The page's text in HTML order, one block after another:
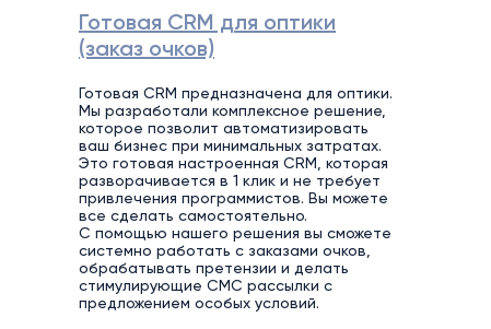
Готовая CRM для оптики
(заказ очков)
Готовая CRM предназначена для оптики.
Мы разработали комплексное решение,
которое позволит автоматизировать
ваш бизнес при минимальных затратах.
Это готовая настроенная CRM, которая
разворачивается в 1 клик и не требует
привлечения программистов. Вы можете
все сделать самостоятельно.
С помощью нашего решения вы сможете
системно работать с заказами очков,
обрабатывать претензии и делать
стимулирующие СМС рассылки с
предложением особых условий.